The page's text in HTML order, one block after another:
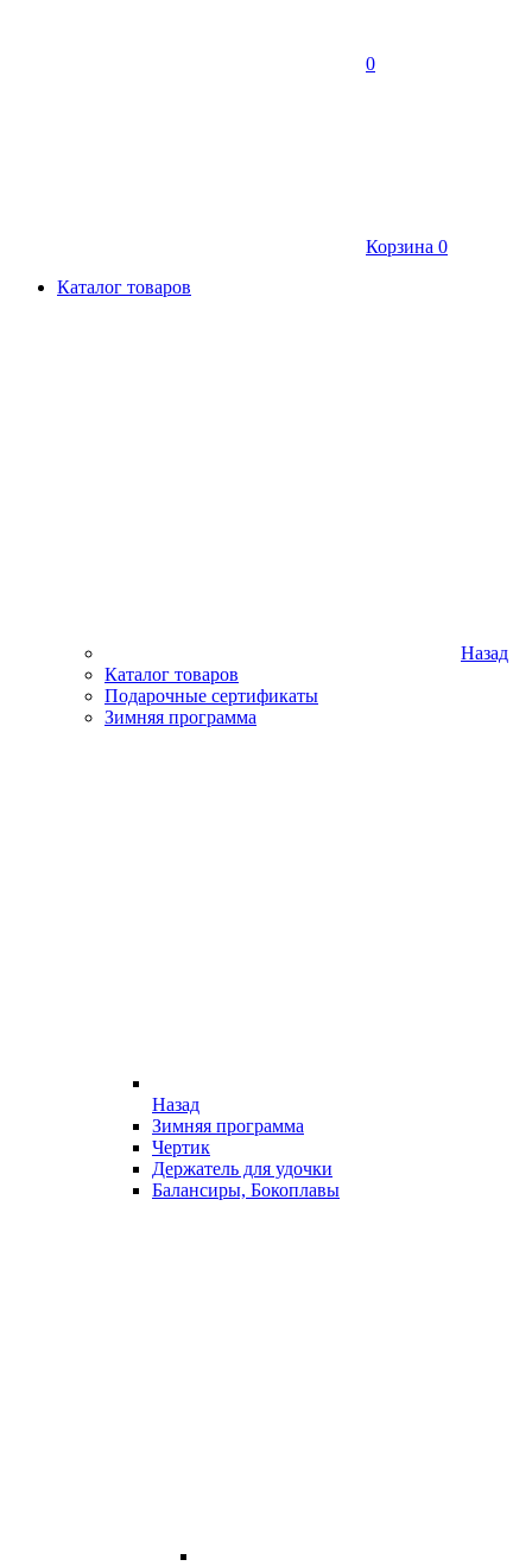
0
Корзина 0
Каталог товаров
Назад
Каталог товаров
Подарочные сертификаты
Зимняя программа
Назад
Зимняя программа
Чертик
Держатель для удочки
Балансиры, Бокоплавы